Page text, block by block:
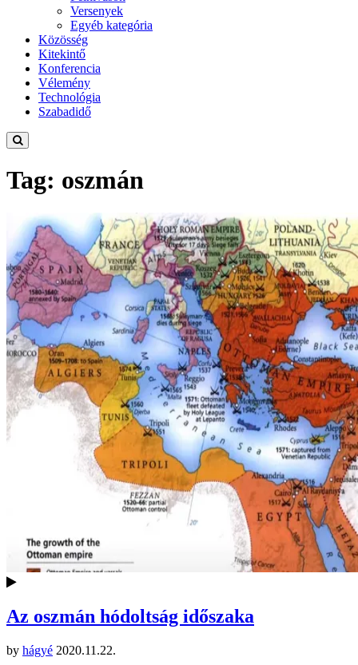
Versenyek
Egyéb kategória
Közösség
Kitekintő
Konferencia
Vélemény
Technológia
Szabadidő
Tag: oszmán
Az oszmán hódoltság időszaka
by hágyé 2020.11.22.